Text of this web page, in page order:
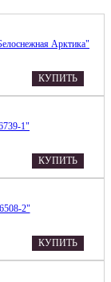
Арктика"
КУПИТЬ
1"
КУПИТЬ
2"
КУПИТЬ